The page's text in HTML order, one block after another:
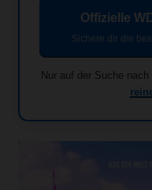
Offizielle
Sichere dir die
Nur auf der Suche